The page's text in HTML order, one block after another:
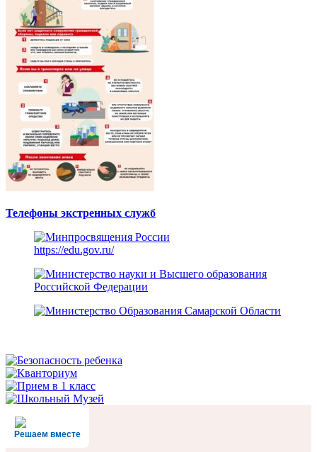
Телефоны экстренных служб
https://edu.gov.ru/
Решаем вместе